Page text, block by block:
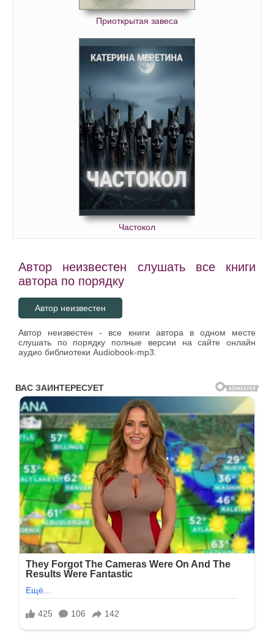
Приоткрытая завеса
Частокол
Автор неизвестен слушать все книги
автора по порядку
Автор неизвестен
Автор неизвестен - все книги автора в одном месте
слушать по порядку полные версии на сайте онлайн
аудио библиотеки Audiobook-mp3.